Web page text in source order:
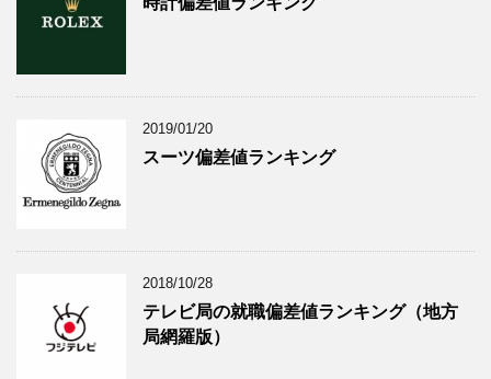
2019/01/20
スーツ偏差値ランキング
2018/10/28
テレビ局の就職偏差値ランキング（地方
局網羅版）